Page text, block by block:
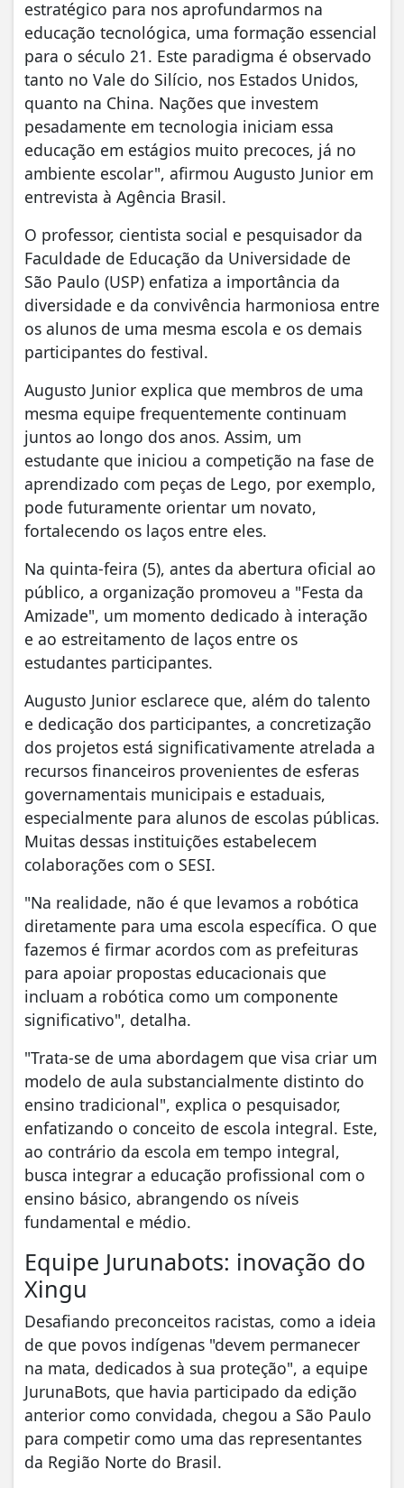
estratégico para nos aprofundarmos na
educação tecnológica, uma formação essencial
para o século 21. Este paradigma é observado
tanto no Vale do Silício, nos Estados Unidos,
quanto na China. Nações que investem
pesadamente em tecnologia iniciam essa
educação em estágios muito precoces, já no
ambiente escolar", afirmou Augusto Junior em
entrevista à Agência Brasil.
O professor, cientista social e pesquisador da
Faculdade de Educação da Universidade de
São Paulo (USP) enfatiza a importância da
diversidade e da convivência harmoniosa entre
os alunos de uma mesma escola e os demais
participantes do festival.
Augusto Junior explica que membros de uma
mesma equipe frequentemente continuam
juntos ao longo dos anos. Assim, um
estudante que iniciou a competição na fase de
aprendizado com peças de Lego, por exemplo,
pode futuramente orientar um novato,
fortalecendo os laços entre eles.
Na quinta-feira (5), antes da abertura oficial ao
público, a organização promoveu a "Festa da
Amizade", um momento dedicado à interação
e ao estreitamento de laços entre os
estudantes participantes.
Augusto Junior esclarece que, além do talento
e dedicação dos participantes, a concretização
dos projetos está significativamente atrelada a
recursos financeiros provenientes de esferas
governamentais municipais e estaduais,
especialmente para alunos de escolas públicas.
Muitas dessas instituições estabelecem
colaborações com o SESI.
"Na realidade, não é que levamos a robótica
diretamente para uma escola específica. O que
fazemos é firmar acordos com as prefeituras
para apoiar propostas educacionais que
incluam a robótica como um componente
significativo", detalha.
"Trata-se de uma abordagem que visa criar um
modelo de aula substancialmente distinto do
ensino tradicional", explica o pesquisador,
enfatizando o conceito de escola integral. Este,
ao contrário da escola em tempo integral,
busca integrar a educação profissional com o
ensino básico, abrangendo os níveis
fundamental e médio.
Equipe Jurunabots: inovação do
Xingu
Desafiando preconceitos racistas, como a ideia
de que povos indígenas "devem permanecer
na mata, dedicados à sua proteção", a equipe
JurunaBots, que havia participado da edição
anterior como convidada, chegou a São Paulo
para competir como uma das representantes
da Região Norte do Brasil.